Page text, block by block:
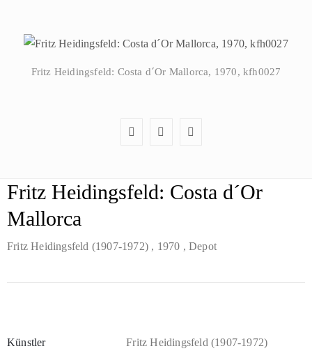
Fritz Heidingsfeld: Costa d´Or Mallorca, 1970, kfh0027
Fritz Heidingsfeld: Costa d´Or
Mallorca
Fritz Heidingsfeld (1907-1972) , 1970 , Depot
Künstler Fritz Heidingsfeld (1907-1972)